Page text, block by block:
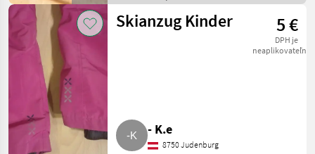
Voľnočasové oblečenie
Skianzug Kinder 5 €
DPH je
neaplikovateľné
- K.e
8750 Judenburg